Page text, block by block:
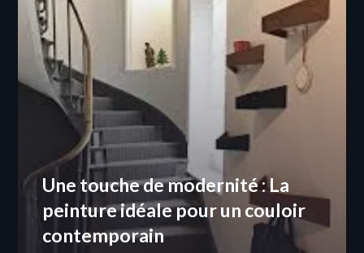
Une touche de modernité : La
peinture idéale pour un couloir
contemporain